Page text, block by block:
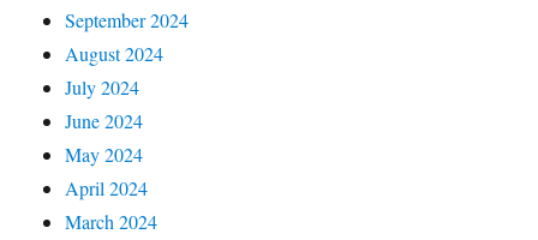
September 2024
August 2024
July 2024
June 2024
May 2024
April 2024
March 2024